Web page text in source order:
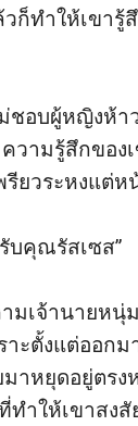
ก็ทำให้เขารู้
ชอบผู้หญิงห้า
วามรู้สึกของ
รียวระหงแต่
บคุณรัสเซส”
ามเจ้านายหนุ่
าะตั้งแต่ออก
มาหยุดอยู่ตร
ทำให้เขาสง